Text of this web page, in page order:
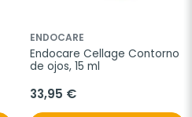
ENDOCARE
Endocare Cellage Contorno
de ojos, 15 ml
33,95 €